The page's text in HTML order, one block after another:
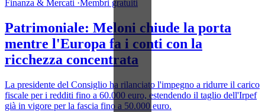
Finanza & Mercati ·Membri gratuiti
Patrimoniale: Meloni chiude la porta
mentre l'Europa fa i conti con la
ricchezza concentrata
La presidente del Consiglio ha rilanciato l'impegno a ridurre il carico
fiscale per i redditi fino a 60.000 euro, estendendo il taglio dell'Irpef
già in vigore per la fascia fino a 50.000 euro.